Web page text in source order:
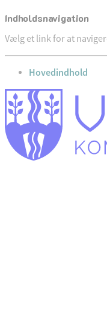
Indholdsnavigation
Vælg et link for at
gå til
Hovedindhold